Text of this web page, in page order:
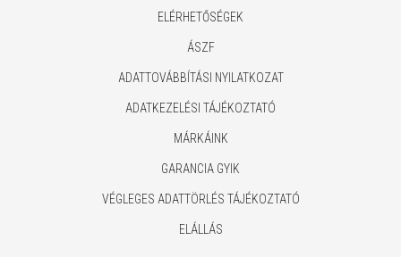
ELÉRHETŐSÉGEK
ÁSZF
ADATTOVÁBBÍTÁSI NYILATKOZAT
ADATKEZELÉSI TÁJÉKOZTATÓ
MÁRKÁINK
GARANCIA GYIK
VÉGLEGES ADATTÖRLÉS TÁJÉKOZTATÓ
ELÁLLÁS